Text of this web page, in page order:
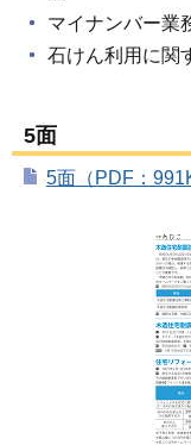
マイナンバー業
石けん利用に
5面
5面（PDF：